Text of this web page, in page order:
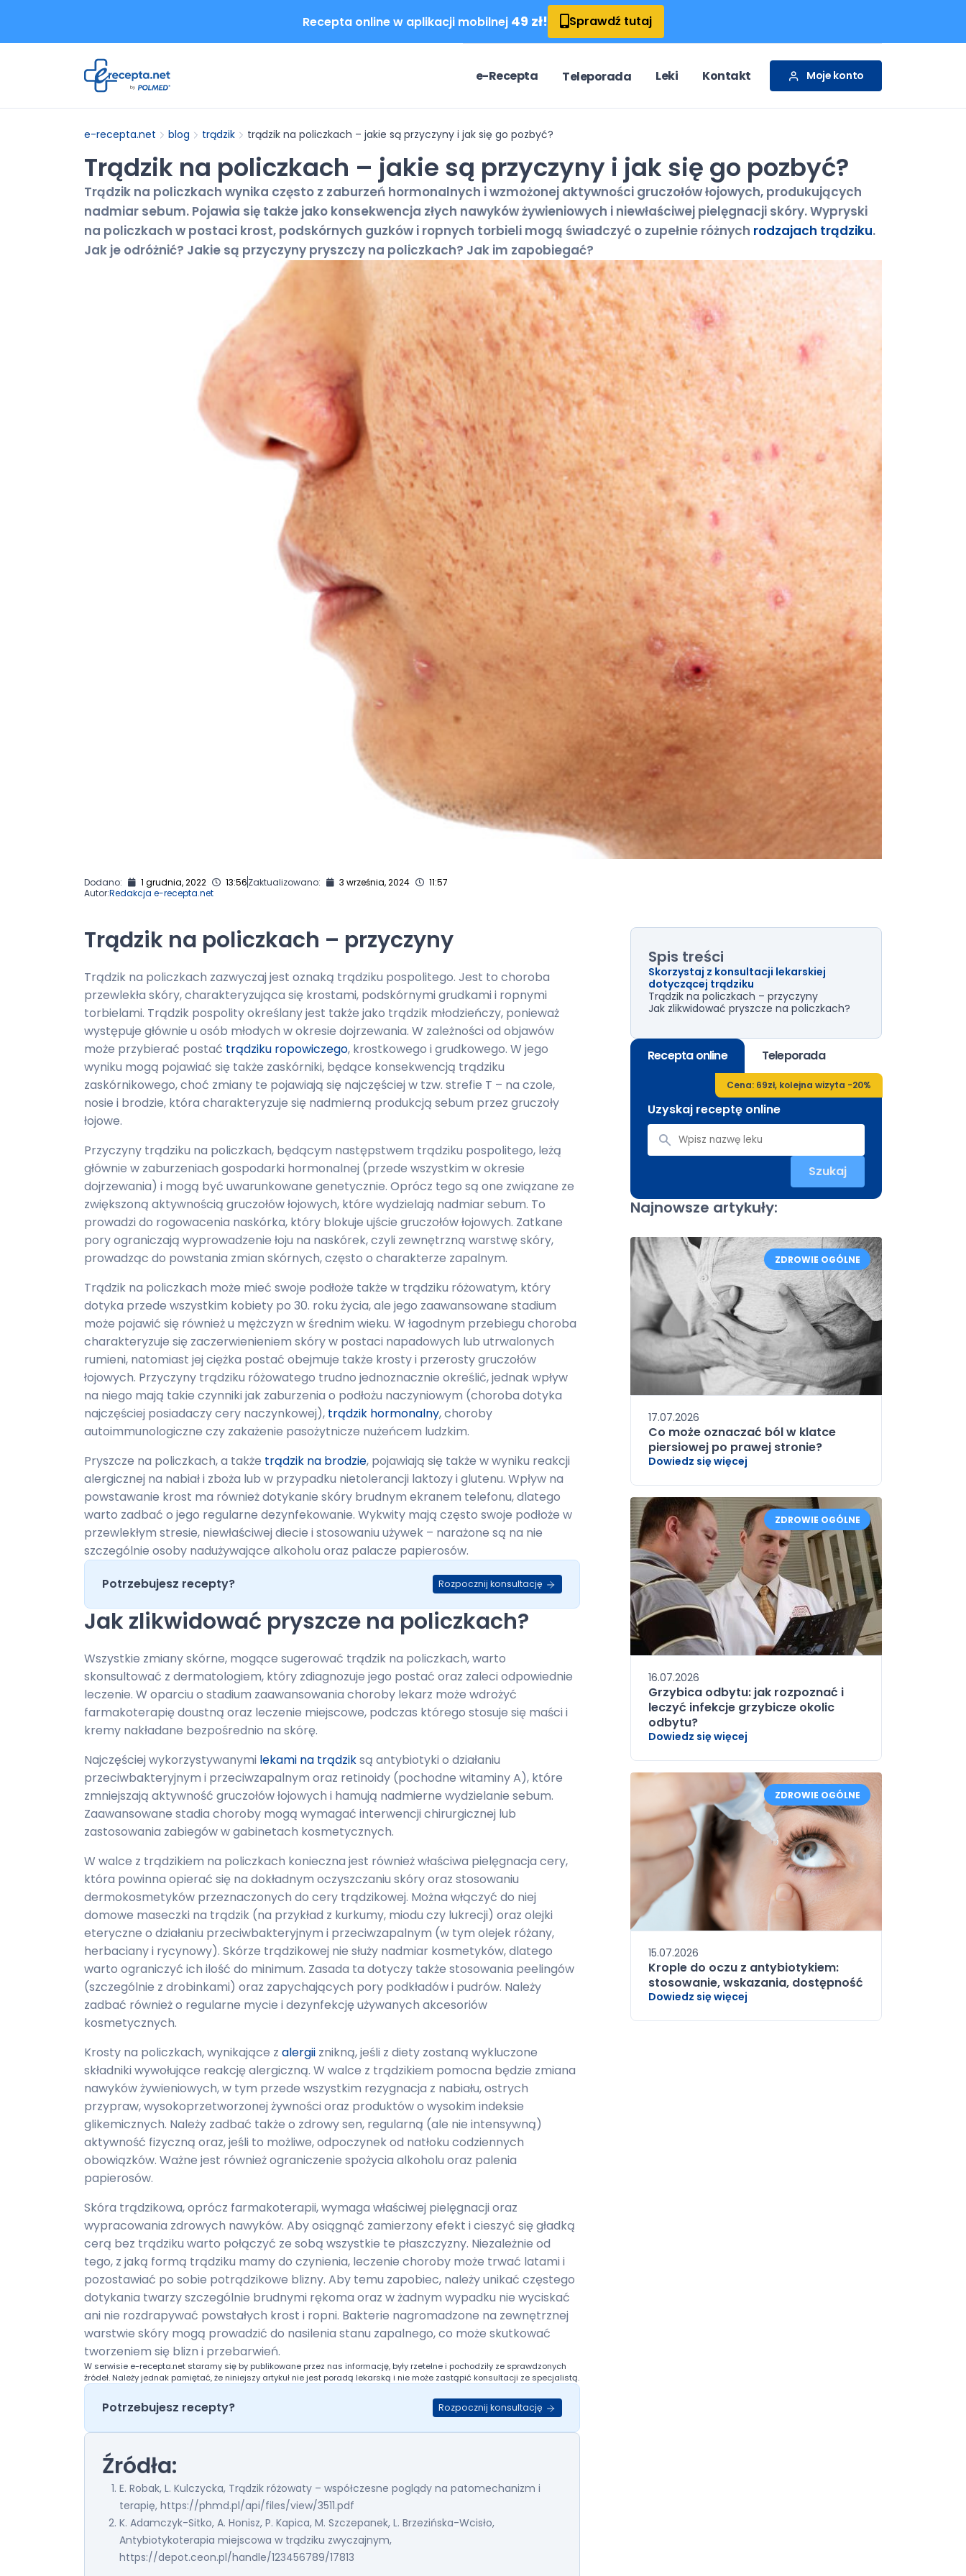
Recepta online w aplikacji mobilnej 49 zł! Sprawdź tutaj
e-Recepta Teleporada Leki Kontakt Moje konto
e-recepta.net blog trądzik trądzik na policzkach – jakie są przyczyny i jak się go pozbyć?
Trądzik na policzkach – jakie są przyczyny i jak się go pozbyć?
Trądzik na policzkach wynika często z zaburzeń hormonalnych i wzmożonej aktywności gruczołów łojowych, produkujących
nadmiar sebum. Pojawia się także jako konsekwencja złych nawyków żywieniowych i niewłaściwej pielęgnacji skóry. Wypryski
na policzkach w postaci krost, podskórnych guzków i ropnych torbieli mogą świadczyć o zupełnie różnych rodzajach trądziku.
Jak je odróżnić? Jakie są przyczyny pryszczy na policzkach? Jak im zapobiegać?
Dodano: 1 grudnia, 2022 13:56Zaktualizowano: 3 września, 2024
11:57
Autor:Redakcja e-recepta.net
Trądzik na policzkach – przyczyny
Trądzik na policzkach zazwyczaj jest oznaką trądziku pospolitego. Jest to choroba
przewlekła skóry, charakteryzująca się krostami, podskórnymi grudkami i ropnymi
torbielami. Trądzik pospolity określany jest także jako trądzik młodzieńczy, ponieważ
występuje głównie u osób młodych w okresie dojrzewania. W zależności od objawów
może przybierać postać trądziku ropowiczego, krostkowego i grudkowego. W jego
wyniku mogą pojawiać się także zaskórniki, będące konsekwencją trądziku
zaskórnikowego, choć zmiany te pojawiają się najczęściej w tzw. strefie T – na czole,
nosie i brodzie, która charakteryzuje się nadmierną produkcją sebum przez gruczoły
łojowe.
Przyczyny trądziku na policzkach, będącym następstwem trądziku pospolitego, leżą
głównie w zaburzeniach gospodarki hormonalnej (przede wszystkim w okresie
dojrzewania) i mogą być uwarunkowane genetycznie. Oprócz tego są one związane ze
zwiększoną aktywnością gruczołów łojowych, które wydzielają nadmiar sebum. To
prowadzi do rogowacenia naskórka, który blokuje ujście gruczołów łojowych. Zatkane
pory ograniczają wyprowadzenie łoju na naskórek, czyli zewnętrzną warstwę skóry,
prowadząc do powstania zmian skórnych, często o charakterze zapalnym.
Trądzik na policzkach może mieć swoje podłoże także w trądziku różowatym, który
dotyka przede wszystkim kobiety po 30. roku życia, ale jego zaawansowane stadium
może pojawić się również u mężczyzn w średnim wieku. W łagodnym przebiegu choroba
charakteryzuje się zaczerwienieniem skóry w postaci napadowych lub utrwalonych
rumieni, natomiast jej ciężka postać obejmuje także krosty i przerosty gruczołów
łojowych. Przyczyny trądziku różowatego trudno jednoznacznie określić, jednak wpływ
na niego mają takie czynniki jak zaburzenia o podłożu naczyniowym (choroba dotyka
najczęściej posiadaczy cery naczynkowej), trądzik hormonalny, choroby
autoimmunologiczne czy zakażenie pasożytnicze nużeńcem ludzkim.
Pryszcze na policzkach, a także trądzik na brodzie, pojawiają się także w wyniku reakcji
alergicznej na nabiał i zboża lub w przypadku nietolerancji laktozy i glutenu. Wpływ na
powstawanie krost ma również dotykanie skóry brudnym ekranem telefonu, dlatego
warto zadbać o jego regularne dezynfekowanie. Wykwity mają często swoje podłoże w
przewlekłym stresie, niewłaściwej diecie i stosowaniu używek – narażone są na nie
szczególnie osoby nadużywające alkoholu oraz palacze papierosów.
Potrzebujesz recepty?
Rozpocznij konsultację
Jak zlikwidować pryszcze na policzkach?
Wszystkie zmiany skórne, mogące sugerować trądzik na policzkach, warto
skonsultować z dermatologiem, który zdiagnozuje jego postać oraz zaleci odpowiednie
leczenie. W oparciu o stadium zaawansowania choroby lekarz może wdrożyć
farmakoterapię doustną oraz leczenie miejscowe, podczas którego stosuje się maści i
kremy nakładane bezpośrednio na skórę.
Najczęściej wykorzystywanymi lekami na trądziksą antybiotyki o działaniu
przeciwbakteryjnym i przeciwzapalnym oraz retinoidy (pochodne witaminy A), które
zmniejszają aktywność gruczołów łojowych i hamują nadmierne wydzielanie sebum.
Zaawansowane stadia choroby mogą wymagać interwencji chirurgicznej lub
zastosowania zabiegów w gabinetach kosmetycznych.
W walce z trądzikiem na policzkach konieczna jest również właściwa pielęgnacja cery,
która powinna opierać się na dokładnym oczyszczaniu skóry oraz stosowaniu
dermokosmetyków przeznaczonych do cery trądzikowej. Można włączyć do niej
domowe maseczki na trądzik (na przykład z kurkumy, miodu czy lukrecji) oraz olejki
eteryczne o działaniu przeciwbakteryjnym i przeciwzapalnym (w tym olejek różany,
herbaciany i rycynowy). Skórze trądzikowej nie służy nadmiar kosmetyków, dlatego
warto ograniczyć ich ilość do minimum. Zasada ta dotyczy także stosowania peelingów
(szczególnie z drobinkami) oraz zapychających pory podkładów i pudrów. Należy
zadbać również o regularne mycie i dezynfekcję używanych akcesoriów
kosmetycznych.
Krosty na policzkach, wynikające z alergii znikną, jeśli z diety zostaną wykluczone
składniki wywołujące reakcję alergiczną. W walce z trądzikiem pomocna będzie zmiana
nawyków żywieniowych, w tym przede wszystkim rezygnacja z nabiału, ostrych
przypraw, wysokoprzetworzonej żywności oraz produktów o wysokim indeksie
glikemicznych. Należy zadbać także o zdrowy sen, regularną (ale nie intensywną)
aktywność fizyczną oraz, jeśli to możliwe, odpoczynek od natłoku codziennych
obowiązków. Ważne jest również ograniczenie spożycia alkoholu oraz palenia
papierosów.
Skóra trądzikowa, oprócz farmakoterapii, wymaga właściwej pielęgnacji oraz
wypracowania zdrowych nawyków. Aby osiągnąć zamierzony efekt i cieszyć się gładką
cerą bez trądziku warto połączyć ze sobą wszystkie te płaszczyzny. Niezależnie od
tego, z jaką formą trądziku mamy do czynienia, leczenie choroby może trwać latami i
pozostawiać po sobie potrądzikowe blizny. Aby temu zapobiec, należy unikać częstego
dotykania twarzy szczególnie brudnymi rękoma oraz w żadnym wypadku nie wyciskać
ani nie rozdrapywać powstałych krost i ropni. Bakterie nagromadzone na zewnętrznej
warstwie skóry mogą prowadzić do nasilenia stanu zapalnego, co może skutkować
tworzeniem się blizn i przebarwień.
W serwisie e-recepta.net staramy się by publikowane przez nas informację, były rzetelne i pochodziły ze sprawdzonych
źródeł. Należy jednak pamiętać, że niniejszy artykuł nie jest poradą lekarską i nie może zastąpić konsultacji ze specjalistą.
Potrzebujesz recepty? Rozpocznij konsultację
Źródła:
E. Robak, L. Kulczycka, Trądzik różowaty – współczesne poglądy na patomechanizm i
terapię, https://phmd.pl/api/files/view/3511.pdf
K. Adamczyk-Sitko, A. Honisz, P. Kapica, M. Szczepanek, L. Brzezińska-Wcisło,
Antybiotykoterapia miejscowa w trądziku zwyczajnym,
https://depot.ceon.pl/handle/123456789/17813
Spis treści
Skorzystaj z konsultacji lekarskiej
dotyczącej trądziku
Trądzik na policzkach – przyczyny
Jak zlikwidować pryszcze na policzkach?
Recepta online Teleporada
Cena: 69zł, kolejna wizyta -20%
Uzyskaj receptę online
Szukaj
Najnowsze artykuły:
17.07.2026
Co może oznaczać ból w klatce
piersiowej po prawej stronie?
Dowiedz się więcej
ZDROWIE OGÓLNE
16.07.2026
Grzybica odbytu: jak rozpoznać i
leczyć infekcje grzybicze okolic
odbytu?
Dowiedz się więcej
ZDROWIE OGÓLNE
15.07.2026
Krople do oczu z antybiotykiem:
stosowanie, wskazania, dostępność
Dowiedz się więcej
ZDROWIE OGÓLNE